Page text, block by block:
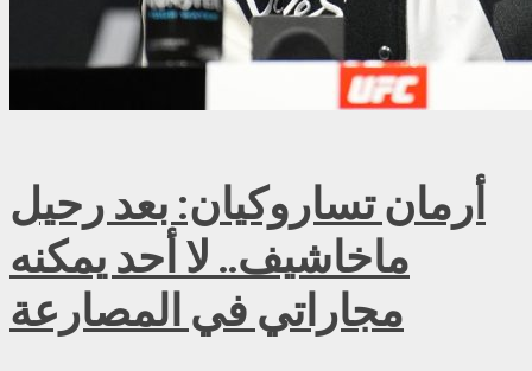
أرمان تساروكيان: بعد رحيل
ماخاشيف.. لا أحد يمكنه
مجاراتي في المصارعة